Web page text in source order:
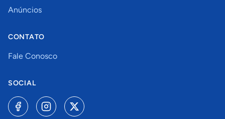
Anúncios
CONTATO
Fale Conosco
SOCIAL